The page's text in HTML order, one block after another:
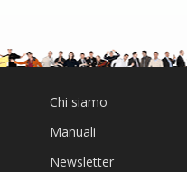
Chi siamo
Manuali
Newsletter